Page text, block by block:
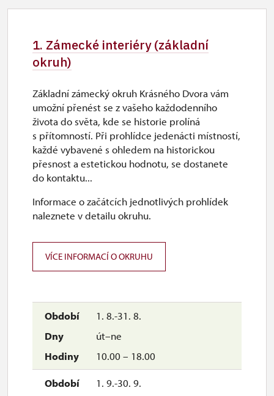
1. Zámecké interiéry (základní
okruh)
1. 8.-31. 8.
út–ne
10.00 – 18.00
1. 9.-30. 9.
Základní zámecký okruh Krásného Dvora vám
umožní přenést se z vašeho každodenního
života do světa, kde se historie prolíná
s přítomností. Při prohlídce jedenácti místností,
každé vybavené s ohledem na historickou
přesnost a estetickou hodnotu, se dostanete
do kontaktu...
Informace o začátcích jednotlivých prohlídek
naleznete v detailu okruhu.
VÍCE INFORMACÍ O OKRUHU